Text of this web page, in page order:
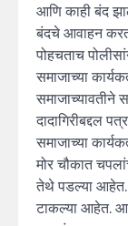
आणि काही बंद
बंदचे आवाहन
पोहचताच
समाजाच्या
समाजाच्यावतीने
दादागिरीबद्दल
समाजाच्या
मोर चौकात
तेथे पडल्या आहेत.
टाकल्या आहेत.